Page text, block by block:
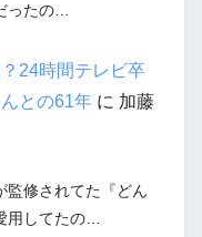
ったの…
24時間テレビ卒
との61年に 加藤
監修されてた『どん
用してたの…